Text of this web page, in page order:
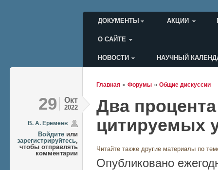
Главное меню
ДОКУМЕНТЫ АКЦИИ
О САЙТЕ
Меню пользователя
НОВОСТИ НАУЧНЫЙ
Главная » Форумы » Общие дискуссии
29 Окт
2022
В. А. Еремеев
Войдите или
зарегистрируйтесь,
чтобы отправлять
комментарии
Два
цитируемых
Читайте также другие материалы по
Опубликовано